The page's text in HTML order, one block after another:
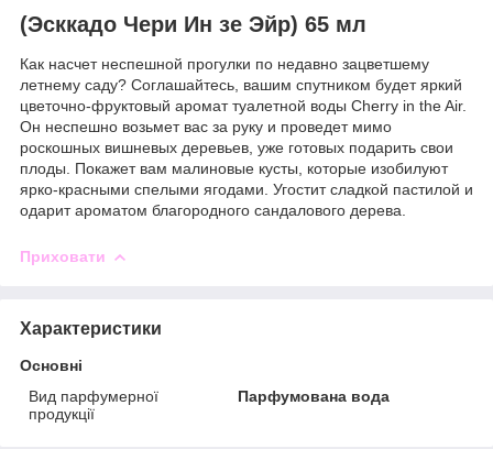
(Эсккадо Чери Ин зе Эйр) 65 мл
Как насчет неспешной прогулки по недавно зацветшему
летнему саду? Соглашайтесь, вашим спутником будет яркий
цветочно-фруктовый аромат туалетной воды Cherry in the Air.
Он неспешно возьмет вас за руку и проведет мимо
роскошных вишневых деревьев, уже готовых подарить свои
плоды. Покажет вам малиновые кусты, которые изобилуют
ярко-красными спелыми ягодами. Угостит сладкой пастилой и
одарит ароматом благородного сандалового дерева.
Приховати
Характеристики
Основні
Вид парфумерної
продукції
Парфумована вода